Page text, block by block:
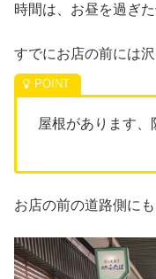
時間は、お昼を過ぎ
すでにお店の前には沢
屋根があります、
お店の前の道路側に